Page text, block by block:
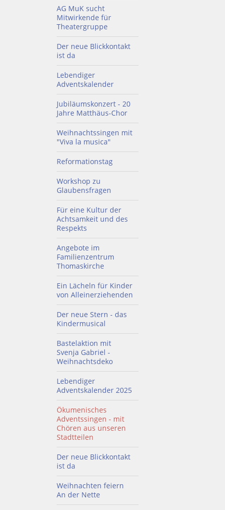
AG MuK sucht
Mitwirkende für
Theatergruppe
Der neue Blickkontakt
ist da
Lebendiger
Adventskalender
Jubiläumskonzert - 20
Jahre Matthäus-Chor
Weihnachtssingen mit
"Viva la musica"
Reformationstag
Workshop zu
Glaubensfragen
Für eine Kultur der
Achtsamkeit und des
Respekts
Angebote im
Familienzentrum
Thomaskirche
Ein Lächeln für Kinder
von Alleinerziehenden
Der neue Stern - das
Kindermusical
Bastelaktion mit
Svenja Gabriel -
Weihnachtsdeko
Lebendiger
Adventskalender 2025
Ökumenisches
Adventssingen - mit
Chören aus unseren
Stadtteilen
Der neue Blickkontakt
ist da
Weihnachten feiern
An der Nette